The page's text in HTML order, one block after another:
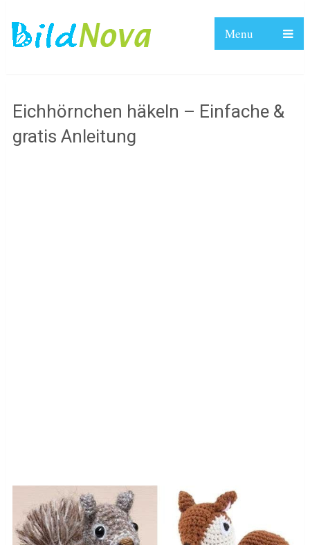
Menu
Eichhörnchen häkeln – Einfache &
gratis Anleitung